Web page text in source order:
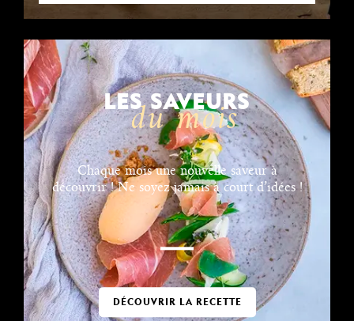
LES SAVEURS
du mois
Chaque mois une nouvelle saveur à
découvrir ! Ne soyez jamais à court d’idées !
DÉCOUVRIR LA RECETTE